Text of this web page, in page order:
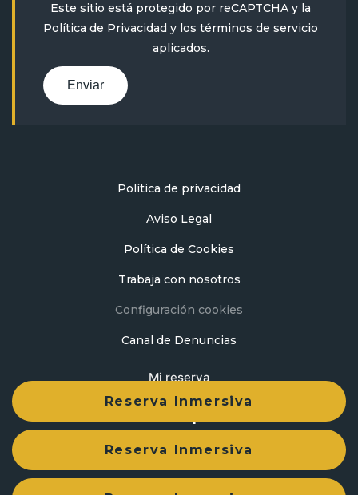
Reserva Inmersiva
Reserva Inmersiva
Este sitio está protegido por reCAPTCHA y la
Política de Privacidad y los términos de servicio
aplicados.
Enviar
Política de privacidad
Aviso Legal
Política de Cookies
Trabaja con nosotros
Configuración cookies
Canal de Denuncias
Mi reserva